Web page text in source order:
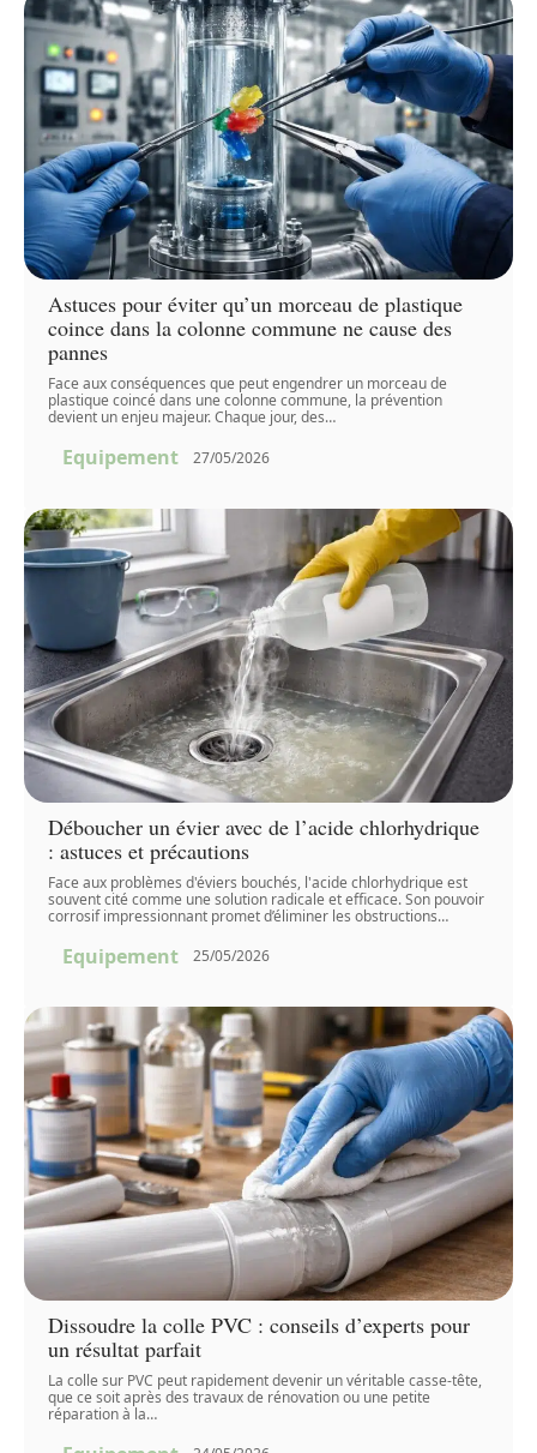
Astuces pour éviter qu’un morceau de plastique
coince dans la colonne commune ne cause des
pannes
Face aux conséquences que peut engendrer un morceau de
plastique coincé dans une colonne commune, la prévention
devient un enjeu majeur. Chaque jour, des…
Equipement 27/05/2026
Déboucher un évier avec de l’acide chlorhydrique
: astuces et précautions
Face aux problèmes d'éviers bouchés, l'acide chlorhydrique est
souvent cité comme une solution radicale et efficace. Son pouvoir
corrosif impressionnant promet d’éliminer les obstructions…
Equipement 25/05/2026
Dissoudre la colle PVC : conseils d’experts pour
un résultat parfait
La colle sur PVC peut rapidement devenir un véritable casse-tête,
que ce soit après des travaux de rénovation ou une petite
réparation à la…